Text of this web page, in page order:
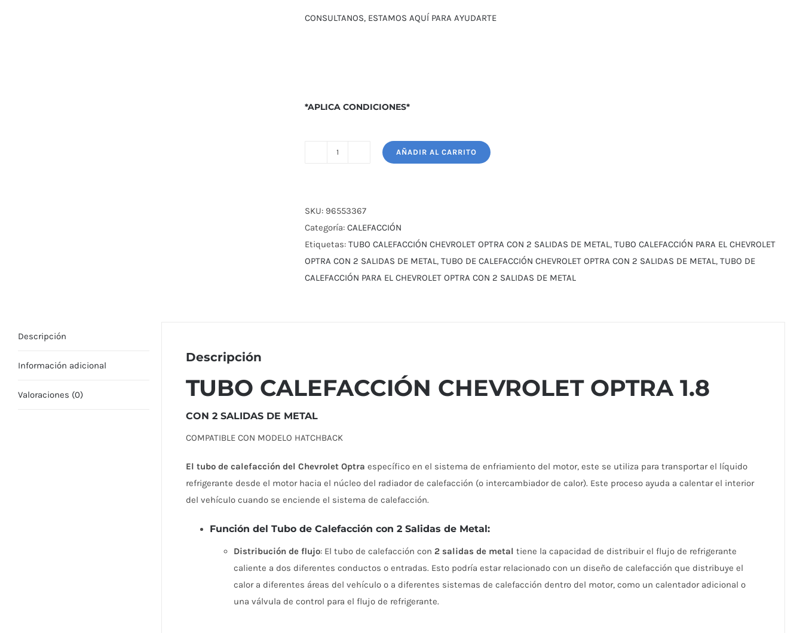
CONSULTANOS, ESTAMOS AQUÍ PARA AYUDARTE
*APLICA CONDICIONES*
OPTRA
1.8
cantidad
AÑADIR AL CARRITO
SKU: 96553367
Categoría: CALEFACCIÓN
Etiquetas: TUBO CALEFACCIÓN CHEVROLET OPTRA CON 2 SALIDAS DE METAL, TUBO CALEFACCIÓN PARA EL CHEVROLET
OPTRA CON 2 SALIDAS DE METAL, TUBO DE CALEFACCIÓN CHEVROLET OPTRA CON 2 SALIDAS DE METAL, TUBO DE
CALEFACCIÓN PARA EL CHEVROLET OPTRA CON 2 SALIDAS DE METAL
Descripción
Información adicional
Valoraciones (0)
Descripción
TUBO CALEFACCIÓN CHEVROLET OPTRA 1.8
CON 2 SALIDAS DE METAL
COMPATIBLE CON MODELO HATCHBACK
El tubo de calefacción del Chevrolet Optra específico en el sistema de enfriamiento del motor, este se utiliza para transportar el líquido
refrigerante desde el motor hacia el núcleo del radiador de calefacción (o intercambiador de calor). Este proceso ayuda a calentar el interior
del vehículo cuando se enciende el sistema de calefacción.
Función del Tubo de Calefacción con 2 Salidas de Metal:
Distribución de flujo: El tubo de calefacción con 2 salidas de metal tiene la capacidad de distribuir el flujo de refrigerante
caliente a dos diferentes conductos o entradas. Esto podría estar relacionado con un diseño de calefacción que distribuye el
calor a diferentes áreas del vehículo o a diferentes sistemas de calefacción dentro del motor, como un calentador adicional o
una válvula de control para el flujo de refrigerante.